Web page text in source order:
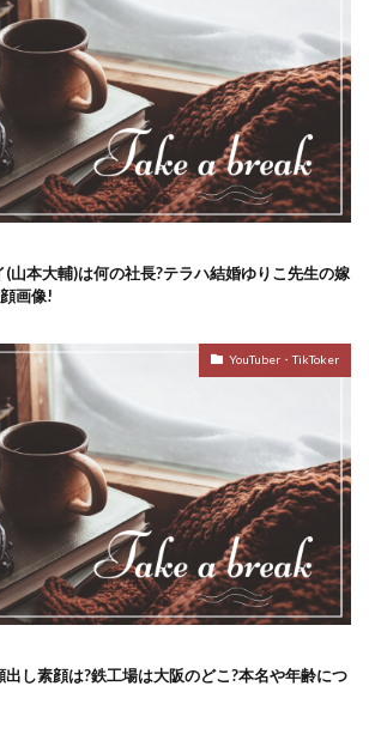
山本大輔)は何の社長?テラハ結婚ゆりこ先生の嫁
画像!
YouTuber・TikToker
し素顔は?鉄工場は大阪のどこ?本名や年齢につ